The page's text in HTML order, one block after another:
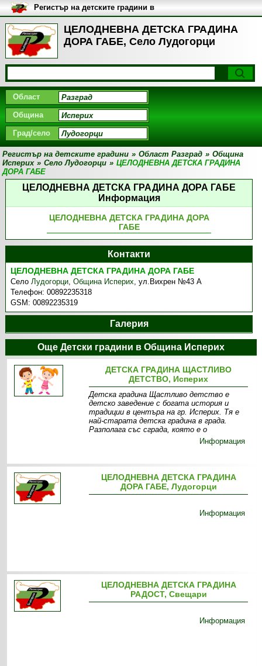
ЦЕЛОДНЕВНА ДЕТСКА ГРАДИНА
ДОРА ГАБЕ, Село Лудогорци
Регистър на детските градини в
България
Област
Община
Град/село
Регистър на детските градини » Област Разград » Община
Исперих » Село Лудогорци » ЦЕЛОДНЕВНА ДЕТСКА ГРАДИНА
ДОРА ГАБЕ
ЦЕЛОДНЕВНА ДЕТСКА ГРАДИНА ДОРА ГАБЕ
Информация
ЦЕЛОДНЕВНА ДЕТСКА ГРАДИНА ДОРА
ГАБЕ
Контакти
ЦЕЛОДНЕВНА ДЕТСКА ГРАДИНА ДОРА ГАБЕ
СелоЛудогорци,Община Исперих,ул.Вихрен №43 А
Телефон:00892235318
GSM:00892235319
Галерия
Още Детски градини в Община Исперих
ДЕТСКА ГРАДИНА ЩАСТЛИВО
ДЕТСТВО, Исперих
Детска градина Щастливо детство е
детско заведение с богата история и
традиции в центъра на гр. Исперих. Тя е
най-старата детска градина в града.
Разполага със сграда, която е о
Информация
ЦЕЛОДНЕВНА ДЕТСКА ГРАДИНА
ДОРА ГАБЕ, Лудогорци
Информация
ЦЕЛОДНЕВНА ДЕТСКА ГРАДИНА
РАДОСТ, Свещари
Информация